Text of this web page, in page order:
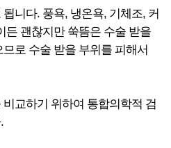
니다. 풍욕, 냉온욕, 기체조, 커
든 괜찮지만 쑥뜸은 수술 받을
로 수술 받을 부위를 피해서
교하기 위하여 통합의학적 검